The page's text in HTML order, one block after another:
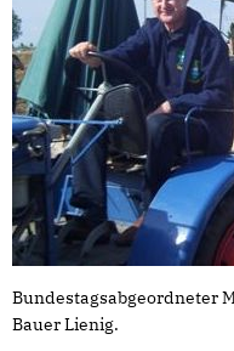
Bundestagsabgeordneter
Bauer Lienig.